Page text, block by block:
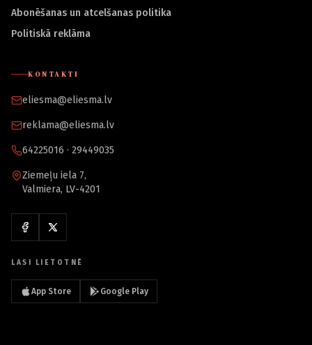
Abonēšanas un atcelšanas politika
Politiskā reklāma
KONTAKTI
eliesma@eliesma.lv
reklama@eliesma.lv
64225016 · 29449035
Ziemeļu iela 7,
Valmiera, LV-4201
LASI LIETOTNĒ
App Store Google Play